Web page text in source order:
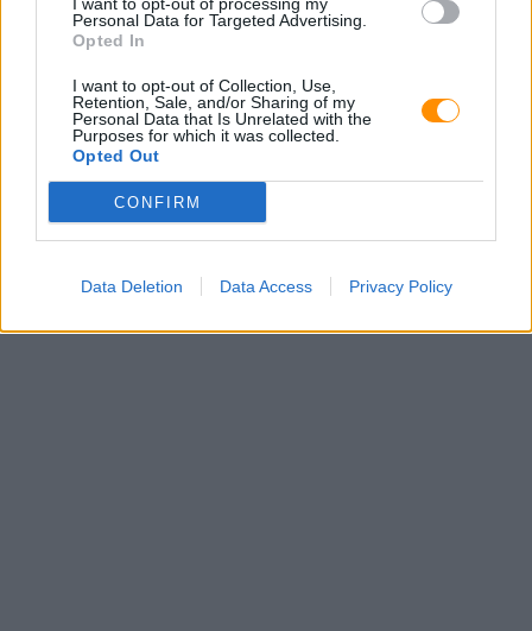
Personal Data for Targeted Advertising.
Opted In
I want to opt-out of Collection, Use,
Retention, Sale, and/or Sharing of my
Personal Data that Is Unrelated with the
Purposes for which it was collected.
Opted Out
CONFIRM
Data Deletion Data Access Privacy Policy
Tel.: